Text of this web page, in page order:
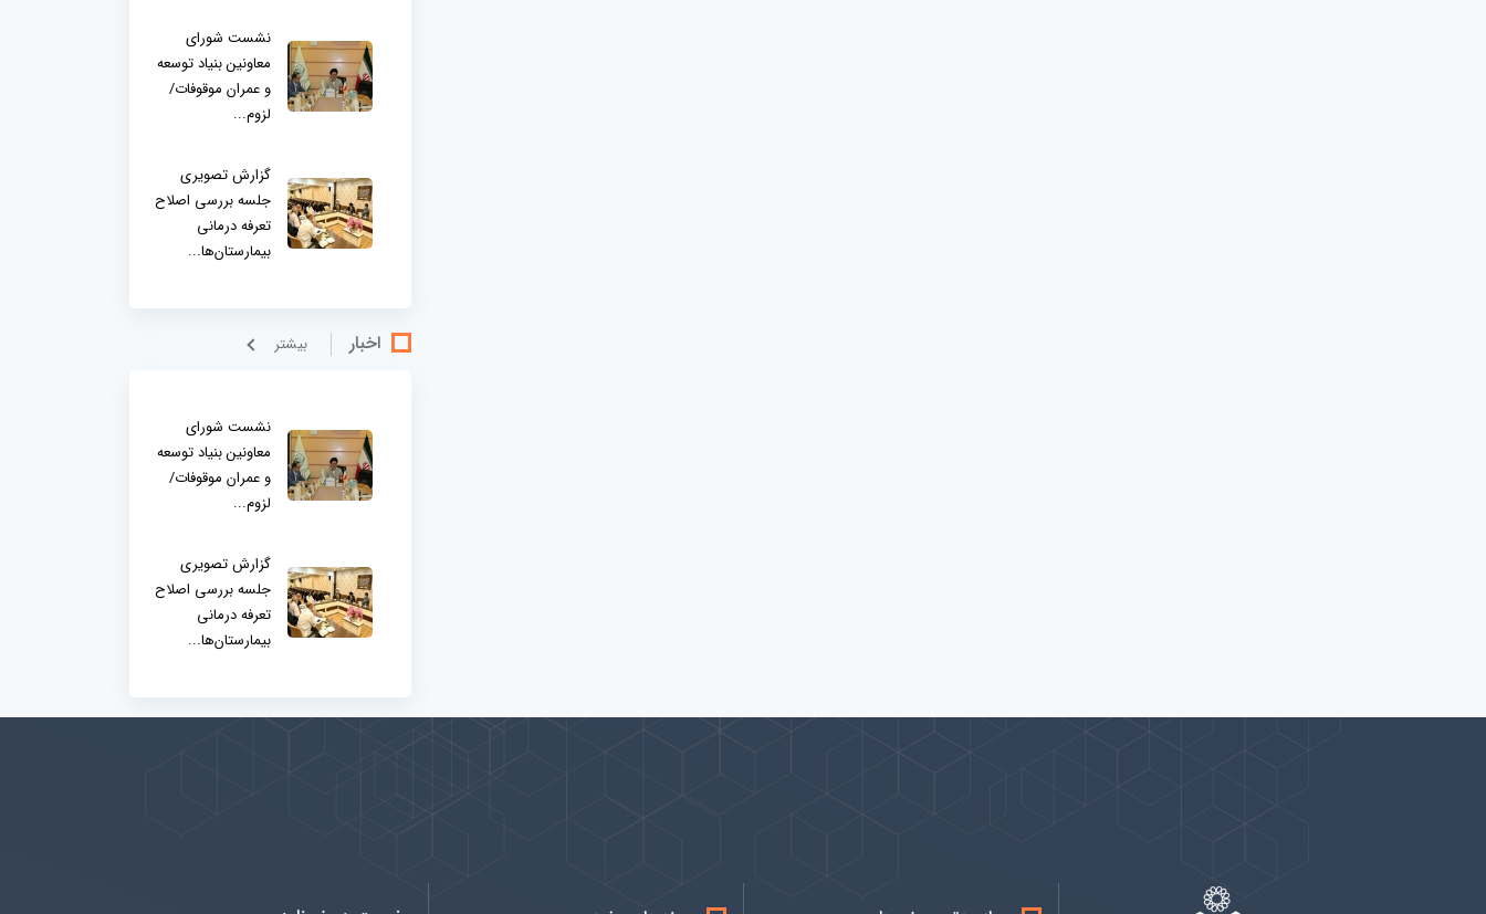
نشست شورای
معاونین بنیاد توسعه
و عمران موقوفات/
لزوم...
گزارش تصویری
جلسه بررسی اصلاح
تعرفه درمانی
بیمارستان‌ها...
اخبار بيشتر
نشست شورای
معاونین بنیاد توسعه
و عمران موقوفات/
لزوم...
گزارش تصویری
جلسه بررسی اصلاح
تعرفه درمانی
بیمارستان‌ها...